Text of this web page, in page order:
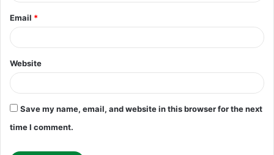
Email *
Website
Save my name, email, and website in this browser for the next
time I comment.